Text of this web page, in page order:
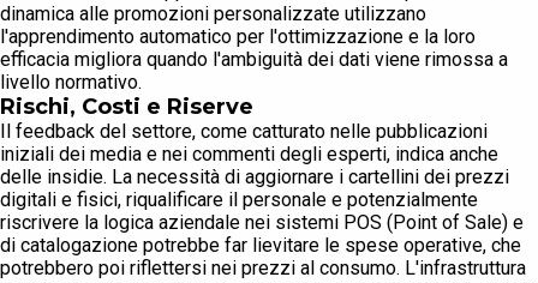
dinamica alle promozioni personalizzate utilizzano
l'apprendimento automatico per l'ottimizzazione e la loro
efficacia migliora quando l'ambiguità dei dati viene rimossa a
livello normativo.
Rischi, Costi e Riserve
Il feedback del settore, come catturato nelle pubblicazioni
iniziali dei media e nei commenti degli esperti, indica anche
delle insidie. La necessità di aggiornare i cartellini dei prezzi
digitali e fisici, riqualificare il personale e potenzialmente
riscrivere la logica aziendale nei sistemi POS (Point of Sale) e
di catalogazione potrebbe far lievitare le spese operative, che
potrebbero poi riflettersi nei prezzi al consumo. L'infrastruttura